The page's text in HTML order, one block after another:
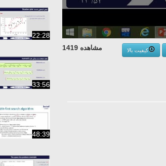
مشاهده 1419
کیفیت بالا
22:28
33:56
48:39